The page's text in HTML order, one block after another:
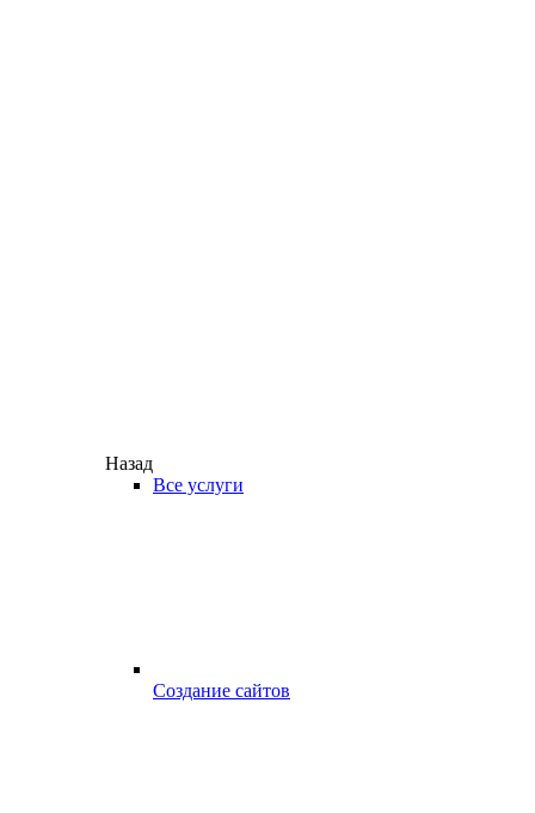
Назад
Все услуги
Создание сайтов